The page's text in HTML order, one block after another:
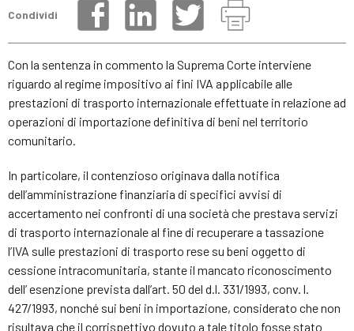
Condividi
Con la sentenza in commento la Suprema Corte interviene
riguardo al regime impositivo ai fini IVA applicabile alle
prestazioni di trasporto internazionale effettuate in relazione ad
operazioni di importazione definitiva di beni nel territorio
comunitario.
In particolare, il contenzioso originava dalla notifica
dell’amministrazione finanziaria di specifici avvisi di
accertamento nei confronti di una società che prestava servizi
di trasporto internazionale al fine di recuperare a tassazione
l’IVA sulle prestazioni di trasporto rese su beni oggetto di
cessione intracomunitaria, stante il mancato riconoscimento
dell’ esenzione prevista dall’art. 50 del d.l. 331/1993, conv. l.
427/1993, nonché sui beni in importazione, considerato che non
risultava che il corrispettivo dovuto a tale titolo fosse stato